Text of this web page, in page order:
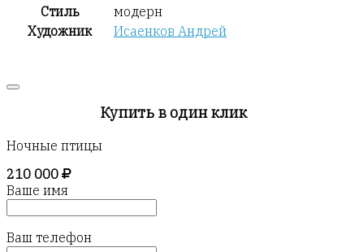
Стиль
модерн
Художник
Исаенков Андрей
Купить в один клик
Ночные птицы
210 000
Ваше имя
Ваш телефон